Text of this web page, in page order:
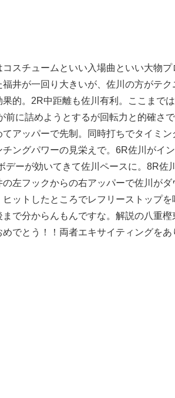
スチュームといい入場曲といい大物
井が一回り大きいが、佐川の方がテ
的。2R中距離も佐川有利。ここまで
前に詰めようとするが回転力と的確さ
てアッパーで先制。同時打ちでタイミ
ングパワーの見栄えで。6R佐川がイ
デーが効いてきて佐川ペースに。8R佐
左フックからの右アッパーで佐川が
ットしたところでレフリーストップ
で分からんもんですな。解説の八重
でとう！！両者エキサイティングをあ